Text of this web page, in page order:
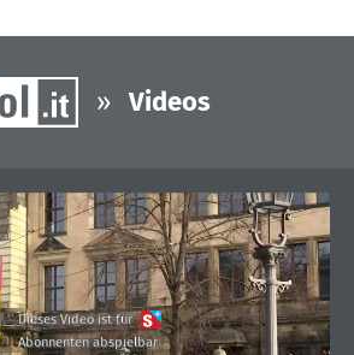
» Videos
Dieses Video ist für
Abonnenten abspielbar